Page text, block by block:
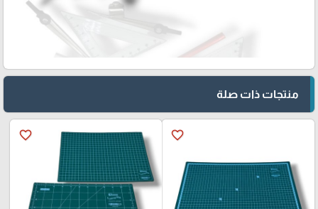
منتجات ذات صلة
favorite_border
favorite_border